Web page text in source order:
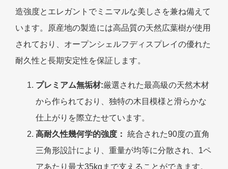
造強度とエレガントでミニマルな美しさを兼ね備えて
います。原産地の製造には高品質の天然広葉樹が使用
されており、オープンシェルフディスプレイの優れた
耐久性と長期安定性を保証します。
プレミアム無垢材:厳選された最高級の天然木材
から作られており、独特の木目模様と滑らかな
仕上がりを際立たせています。
高耐久性幾何学的強度： 統合された90度の直角
三角形設計により、重量が均等に分散され、1ペ
アあたり最大35kgまで支えることができます。